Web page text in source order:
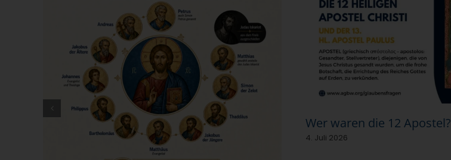
Wer waren die 12 Apostel?
4. Juli 2026